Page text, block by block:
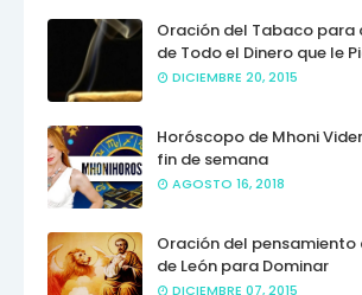
Oración del Tabaco para
de Todo el Dinero que le
DICIEMBRE 20, 2015
Horóscopo de Mhoni
fin de semana
AGOSTO 16, 2018
Oración del pensamiento
de León para Dominar
DICIEMBRE 07, 2015